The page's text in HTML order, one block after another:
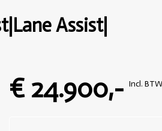
Assist|
€ 24.900,- Incl. BTW